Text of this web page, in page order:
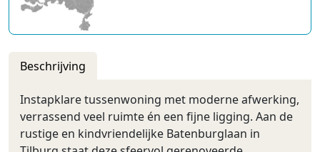
Beschrijving
Instapklare tussenwoning met moderne afwerking,
verrassend veel ruimte én een fijne ligging. Aan de
rustige en kindvriendelijke Batenburglaan in